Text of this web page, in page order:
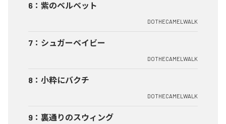
6 ： 紫のベルベット
DOTHECAMELWALK
7 ： シュガーベイビー
DOTHECAMELWALK
8 ： 小粋にバクチ
DOTHECAMELWALK
9 ： 裏通りのスウィング